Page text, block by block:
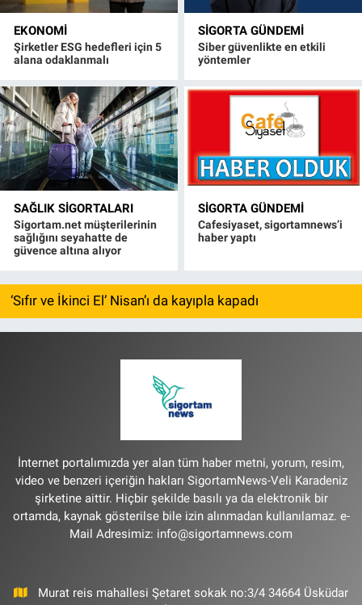
EKONOMI
Şirketler ESG hedefleri için 5
alana odaklanmalı
SIGORTA GÜNDEMI
Siber güvenlikte en etkili
yöntemler
SAĞLIK SIGORTALARI
Sigortam.net müşterilerinin
sağlığını seyahatte de
güvence altına alıyor
SIGORTA GÜNDEMI
Cafesiyaset, sigortamnews’i
haber yaptı
‘Sıfır ve İkinci El’ Nisan’ı da kayıpla kapadı
İnternet portalımızda yer alan tüm haber metni, yorum, resim,
video ve benzeri içeriğin hakları SigortamNews-Veli Karadeniz
şirketine aittir. Hiçbir şekilde basılı ya da elektronik bir
ortamda, kaynak gösterilse bile izin alınmadan kullanılamaz. e-
Mail Adresimiz: info@sigortamnews.com
Murat reis mahallesi Şetaret sokak no:3/4 34664 Üsküdar